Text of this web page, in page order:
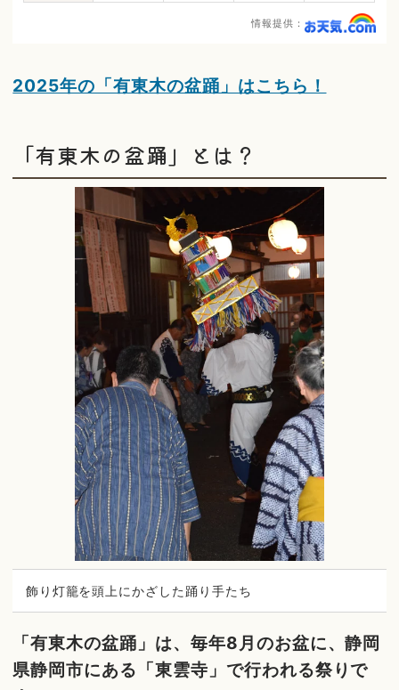
情報提供：
2025年の「有東木の盆踊」はこちら！
「有東木の盆踊」とは？
飾り灯籠を頭上にかざした踊り手たち
「有東木の盆踊」は、毎年8月のお盆に、静岡
県静岡市にある「東雲寺」で行われる祭りで